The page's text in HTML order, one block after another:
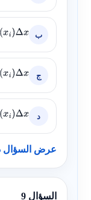
ب i)Δx
ج i)Δx
د Δx
عرض السؤال
السؤال 9